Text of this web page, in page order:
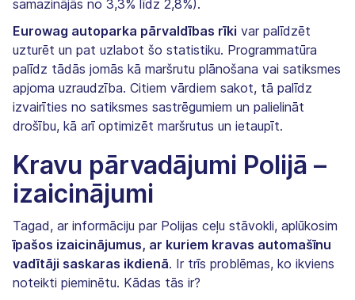
samazinājās no 3,3% līdz 2,8%).
Eurowag autoparka pārvaldības rīki var palīdzēt
uzturēt un pat uzlabot šo statistiku. Programmatūra
palīdz tādās jomās kā maršrutu plānošana vai satiksmes
apjoma uzraudzība. Citiem vārdiem sakot, tā palīdz
izvairīties no satiksmes sastrēgumiem un palielināt
drošību, kā arī optimizēt maršrutus un ietaupīt.
Kravu pārvadājumi Polijā –
izaicinājumi
Tagad, ar informāciju par Polijas ceļu stāvokli, aplūkosim
īpašos izaicinājumus, ar kuriem kravas automašīnu
vadītāji saskaras ikdienā. Ir trīs problēmas, ko ikviens
noteikti pieminētu. Kādas tās ir?